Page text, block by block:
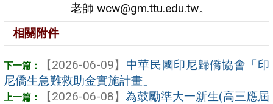
老師 wcw@gm.ttu.edu.tw。
相關附件
【2026-06-09】 中華民國印尼歸僑協會「印
尼僑生急難救助金實施計畫」
【2026-06-08】 為鼓勵準大一新生(高三應屆